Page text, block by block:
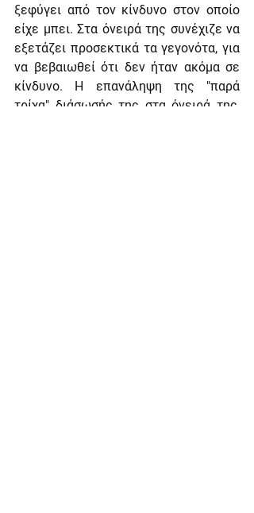
ξεφύγει από τον κίνδυνο στον οποίο
είχε μπει. Στα όνειρά της συνέχιζε να
εξετάζει προσεκτικά τα γεγονότα, για
να βεβαιωθεί ότι δεν ήταν ακόμα σε
κίνδυνο. Η επανάληψη της "παρά
τρίχα" διάσωσής της στα όνειρά της,